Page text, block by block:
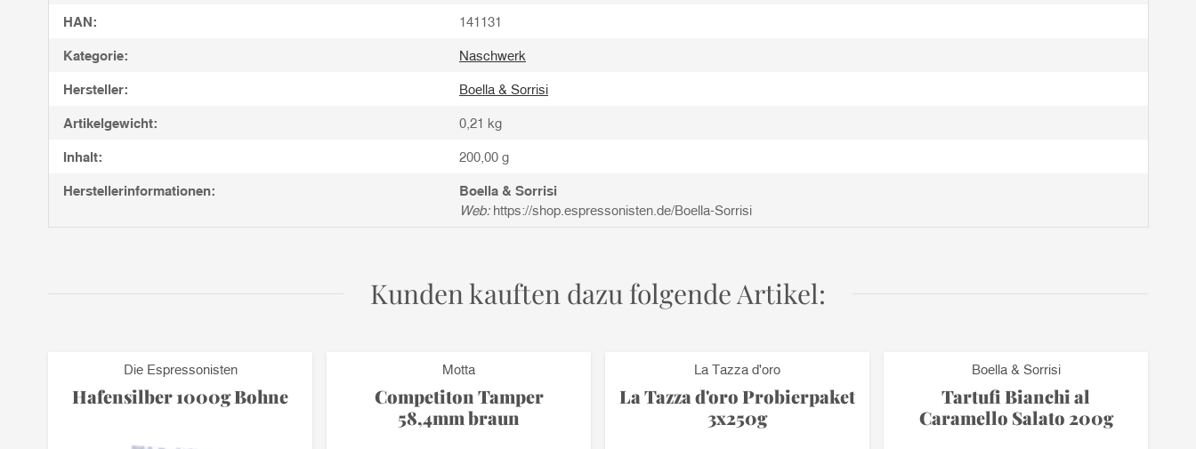
HAN: 141131
Kategorie: Naschwerk
Hersteller: Boella & Sorrisi
Artikelgewicht: 0,21 kg
Inhalt: 200,00 g
Herstellerinformationen:
Boella & Sorrisi
Web:https://shop.espressonisten.de/Boella-Sorrisi
Kunden kauften dazu folgende Artikel:
Die Espressonisten
Hafensilber 1000g Bohne
Motta
Competiton Tamper
58,4mm braun
La Tazza d'oro
La Tazza d'oro Probierpaket
3x250g
Boella & Sorrisi
Tartufi Bianchi al
Caramello Salato 200g